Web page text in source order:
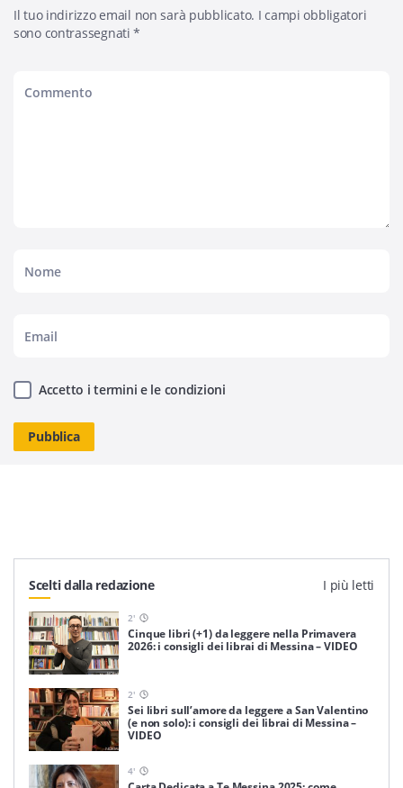
Il tuo indirizzo email non sarà pubblicato. I campi obbligatori
sono contrassegnati*
Accetto i termini e le condizioni
Scelti dalla redazione I più letti
2'
Cinque libri (+1) da leggere nella Primavera
2026: i consigli dei librai di Messina – VIDEO
2'
Sei libri sull’amore da leggere a San Valentino
(e non solo): i consigli dei librai di Messina –
VIDEO
4'